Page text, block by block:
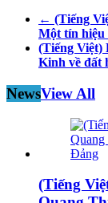
← (Tiếng
Một tín hiệu
(Tiếng Việt)
Kinh về đất
NewsView All
(Tiếng